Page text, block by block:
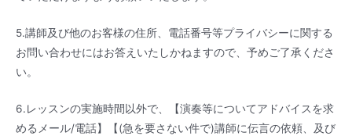
5.講師及び他のお客様の住所、電話番号等プライバシーに関する
お問い合わせにはお答えいたしかねますので、予めご了承くださ
い。
6.レッスンの実施時間以外で、【演奏等についてアドバイスを求
めるメール/電話】【(急を要さない件で)講師に伝言の依頼、及び